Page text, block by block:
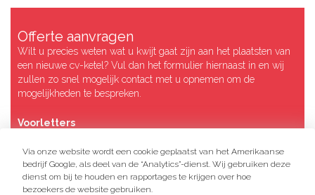
Offerte aanvragen
Wilt u precies weten wat u kwijt gaat zijn aan het plaatsten van
een nieuwe cv-ketel? Vul dan het formulier hiernaast in en wij
zullen zo snel mogelijk contact met u opnemen om de
mogelijkheden te bespreken.
Voorletters
Achternaam
Via onze website wordt een cookie geplaatst van het Amerikaanse
bedrijf Google, als deel van de “Analytics”-dienst. Wij gebruiken deze
dienst om bij te houden en rapportages te krijgen over hoe
bezoekers de website gebruiken.